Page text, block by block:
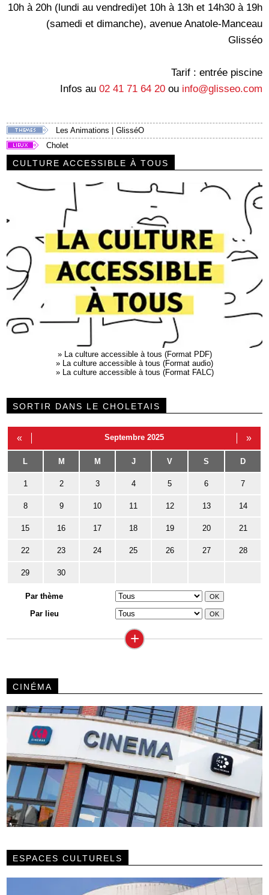
10h à 20h (lundi au vendredi)et 10h à 13h et 14h30 à 19h
(samedi et dimanche), avenue Anatole-Manceau
Glisséo
Tarif : entrée piscine
Infos au 02 41 71 64 20ou info@glisseo.com
Les Animations |GlisséO
Cholet
CULTURE ACCESSIBLE À TOUS
»
La culture accessible à tous (Format PDF)
»
La culture accessible à tous (Format audio)
»
La culture accessible à tous (Format FALC)
SORTIR DANS LE CHOLETAIS
« Septembre 2025 »
L M M J V S D
1 2 3 4 5 6 7
8 9 10 11 12 13 14
15 16 17 18 19 20 21
22 23 24 25 26 27 28
29 30
Par thème
Par lieu
+
CINÉMA
ESPACES CULTURELS